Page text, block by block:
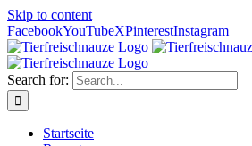
Skip to content
FacebookYouTubeXPinterestInstagram
Search for:
Startseite